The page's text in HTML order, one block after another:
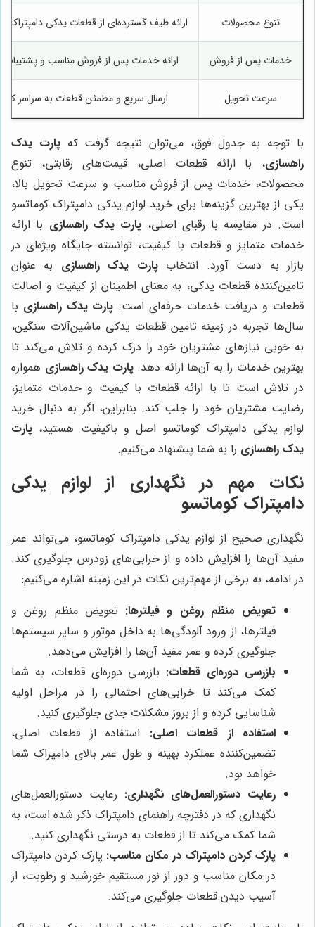
تنوع محصولات ارائه طیف گسترده‌ای از قطعات یدکی دامپتراک
خدمات پس از فروش ارائه خدمات پس از فروش مناسب و
سرعت تحویل ارسال سریع و مطمئن قطعات به سراسر
با توجه به جدول فوق، می‌توان نتیجه گرفت کهپارت یدک
راهسازی، با ارائه قطعات اصلی، قیمت‌های رقابتی، تنوع
محصولات، خدمات پس از فروش مناسب و سرعت تحویل بالا،
یکی از بهترین گزینه‌ها برای خرید لوازم یدکی دامپتراک کوماتسو
است. در مقایسه با رقبای اصلی، پارت یدک راهسازی با ارائه
خدمات متمایز و قطعات با کیفیت، توانسته جایگاه ویژه‌ای در
بازار به دست آورد. انتخابپارت یدک راهسازی به عنوان
تامین‌کننده قطعات یدکی، به معنای اطمینان از کیفیت و اصالت
قطعات و دریافت خدمات حرفه‌ای است. پارت یدک راهسازی با
سال‌ها تجربه در زمینه تامین قطعات یدکی ماشین‌آلات سنگین،
به خوبی نیازهای مشتریان خود را درک کرده و تلاش می‌کند تا
بهترین خدمات را به آن‌ها ارائه دهد.پارت یدک راهسازی همواره
در تلاش است تا با ارائه قطعات با کیفیت و خدمات متمایز،
رضایت مشتریان خود را جلب کند. بنابراین، اگر به دنبال خرید
لوازم یدکی دامپتراک کوماتسو اصل و باکیفیت هستید، پارت
یدک راهسازی را به شما پیشنهاد می‌کنیم.
نکات مهم در نگهداری از لوازم یدکی
دامپتراک کوماتسو
نگهداری صحیح از لوازم یدکی دامپتراک کوماتسو، می‌تواند عمر
مفید آن‌ها را افزایش داده و از خرابی‌های زودرس جلوگیری کند.
در ادامه، به برخی از مهم‌ترین نکات در این زمینه اشاره می‌کنیم:
تعویض منظم روغن و فیلترها: تعویض منظم روغن و
فیلترها، از ورود آلودگی‌ها به داخل موتور و سایر سیستم‌ها
جلوگیری کرده و عمر مفید آن‌ها را افزایش می‌دهد.
بازرسی دوره‌ای قطعات: بازرسی دوره‌ای قطعات، به شما
کمک می‌کند تا خرابی‌های احتمالی را در مراحل اولیه
شناسایی کرده و از بروز مشکلات جدی جلوگیری کنید.
استفاده از قطعات اصلی: استفاده از قطعات اصلی،
تضمین‌کننده عملکرد بهینه و طول عمر بالای دامپراک شما
خواهد بود.
رعایت دستورالعمل‌های نگهداری: رعایت دستورالعمل‌های
نگهداری که در دفترچه راهنمای دامپتراک ذکر شده است، به
شما کمک می‌کند تا از قطعات به درستی نگهداری کنید.
پارک کردن دامپتراک در مکان مناسب: پارک کردن دامپتراک
در مکان مناسب و دور از نور مستقیم خورشید و رطوبت، از
آسیب دیدن قطعات جلوگیری می‌کند.